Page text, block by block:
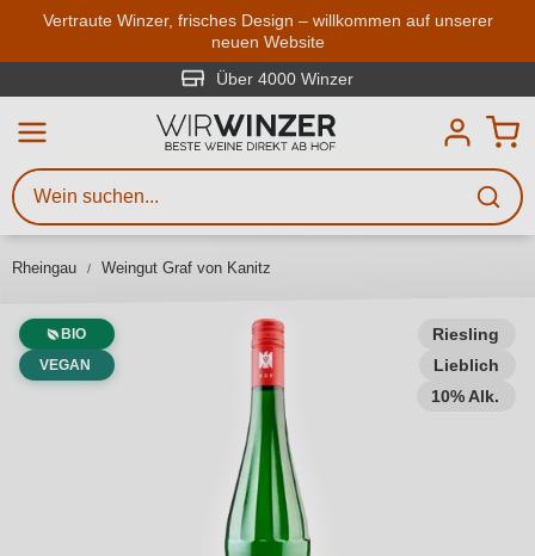
Zum Hauptinhalt springen
Vertraute Winzer, frisches Design – willkommen auf unserer
neuen Website
Über 4000 Winzer
Rheingau Weingut Graf von Kanitz
Riesling
Lieblich
10% Alk.
BIO
VEGAN
Weinsuche
Mindestens 3 Zeichen eingeben
Beschreiben Sie, welchen Wein
Sie suchen – ob nach Geschmack,